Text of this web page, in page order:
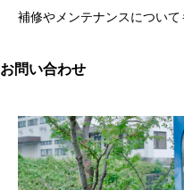
補修やメンテナンスについて
お問い合わせ